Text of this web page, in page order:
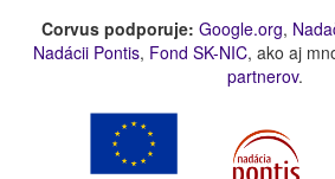
Corvus podporuje: Google.org,
Nadácii Pontis, Fond SK-NIC, ako aj
partnerov.